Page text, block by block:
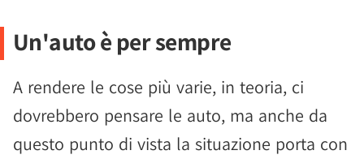
Un'auto è per sempre
A rendere le cose più varie, in teoria, ci
dovrebbero pensare le auto, ma anche da
questo punto di vista la situazione porta con